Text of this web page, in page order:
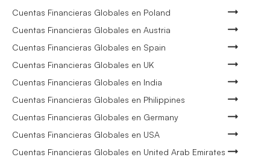
Cuentas Financieras Globales en Poland
Cuentas Financieras Globales en Austria
Cuentas Financieras Globales en Spain
Cuentas Financieras Globales en UK
Cuentas Financieras Globales en India
Cuentas Financieras Globales en Philippines
Cuentas Financieras Globales en Germany
Cuentas Financieras Globales en USA
Cuentas Financieras Globales en United Arab Emirates